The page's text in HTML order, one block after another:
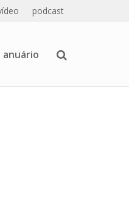
podcast
anuário